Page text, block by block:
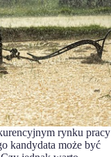
rynku pracy
kandydata może być